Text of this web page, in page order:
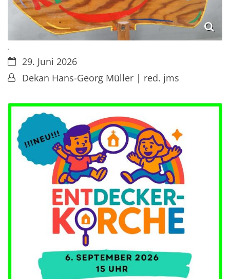
.
Datum:29. Juni 2026
Von:Dekan Hans-Georg Müller | red. jms